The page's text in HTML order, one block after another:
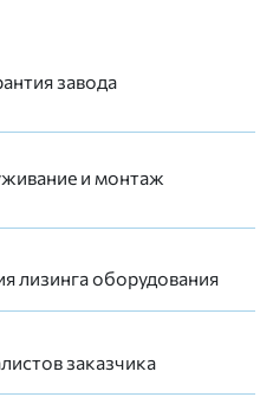
завода
и монтаж
лизинга оборудования
заказчика